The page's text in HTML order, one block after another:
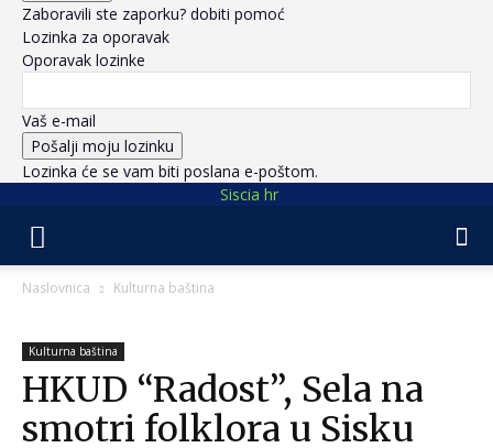
Zaboravili ste zaporku? dobiti pomoć
Lozinka za oporavak
Oporavak lozinke
Vaš e-mail
Lozinka će se vam biti poslana e-poštom.
Siscia hr
Naslovnica Kulturna baština
Kulturna baština
HKUD “Radost”, Sela na
smotri folklora u Sisku